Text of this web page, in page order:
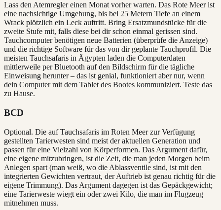
Lass den Atemregler einen Monat vorher warten. Das Rote Meer ist
eine nachsichtige Umgebung, bis bei 25 Metern Tiefe an einem
Wrack plötzlich ein Leck auftritt. Bring Ersatzmundstücke für die
zweite Stufe mit, falls diese bei dir schon einmal gerissen sind.
Tauchcomputer benötigen neue Batterien (überprüfe die Anzeige)
und die richtige Software für das von dir geplante Tauchprofil. Die
meisten Tauchsafaris in Ägypten laden die Computerdaten
mittlerweile per Bluetooth auf den Bildschirm für die tägliche
Einweisung herunter – das ist genial, funktioniert aber nur, wenn
dein Computer mit dem Tablet des Bootes kommuniziert. Teste das
zu Hause.
BCD
Optional. Die auf Tauchsafaris im Roten Meer zur Verfügung
gestellten Tarierwesten sind meist der aktuellen Generation und
passen für eine Vielzahl von Körperformen. Das Argument dafür,
eine eigene mitzubringen, ist die Zeit, die man jeden Morgen beim
Anlegen spart (man weiß, wo die Ablassventile sind, ist mit den
integrierten Gewichten vertraut, der Auftrieb ist genau richtig für die
eigene Trimmung). Das Argument dagegen ist das Gepäckgewicht;
eine Tarierweste wiegt ein oder zwei Kilo, die man im Flugzeug
mitnehmen muss.